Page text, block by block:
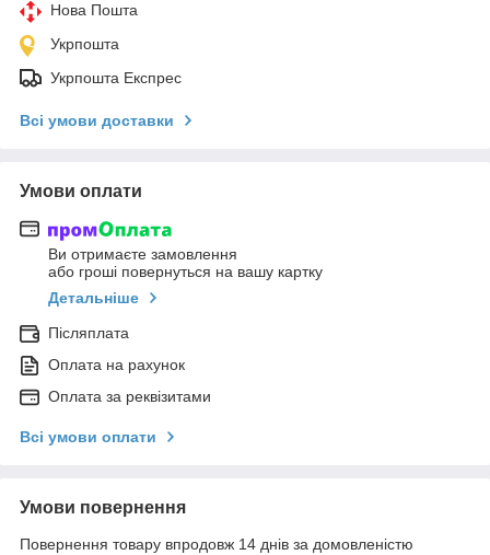
Нова Пошта
Укрпошта
Укрпошта Експрес
Всі умови доставки
Умови оплати
Ви отримаєте замовлення
або гроші повернуться на вашу картку
Детальніше
Післяплата
Оплата на рахунок
Оплата за реквізитами
Всі умови оплати
Умови повернення
Повернення товару впродовж 14 днів за домовленістю